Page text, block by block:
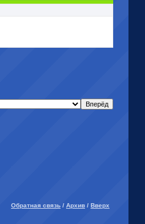
Обратная связь / Архив / Вверх